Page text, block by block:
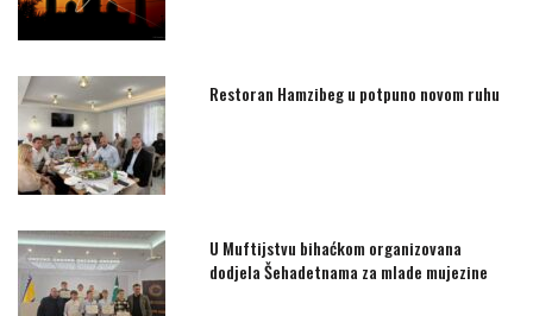
Restoran Hamzibeg u potpuno novom ruhu
U Muftijstvu bihaćkom organizovana
dodjela Šehadetnama za mlade mujezine